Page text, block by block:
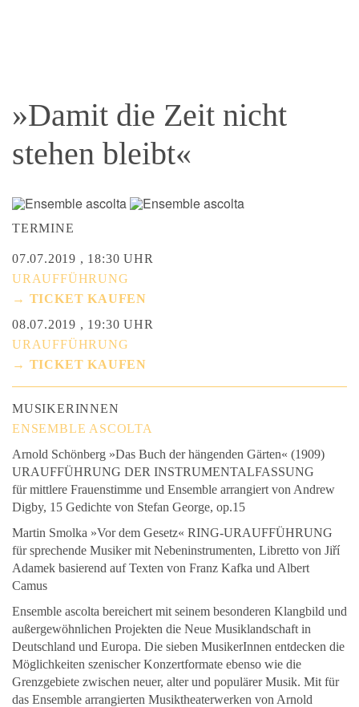
»Damit die Zeit nicht
stehen bleibt«
TERMINE
07.07.2019 , 18:30 UHR
URAUFFÜHRUNG
→ TICKET KAUFEN
08.07.2019 , 19:30 UHR
URAUFFÜHRUNG
→ TICKET KAUFEN
MUSIKERINNEN
ENSEMBLE ASCOLTA
Arnold Schönberg »Das Buch der hängenden Gärten« (1909)
URAUFFÜHRUNG DER INSTRUMENTALFASSUNG
für mittlere Frauenstimme und Ensemble arrangiert von Andrew
Digby, 15 Gedichte von Stefan George, op.15
Martin Smolka »Vor dem Gesetz« RING-URAUFFÜHRUNG
für sprechende Musiker mit Nebeninstrumenten, Libretto von Jiří
Adamek basierend auf Texten von Franz Kafka und Albert
Camus
Ensemble ascolta bereichert mit seinem besonderen Klangbild und
außergewöhnlichen Projekten die Neue Musiklandschaft in
Deutschland und Europa. Die sieben MusikerInnen entdecken die
Möglichkeiten szenischer Konzertformate ebenso wie die
Grenzgebiete zwischen neuer, alter und populärer Musik. Mit für
das Ensemble arrangierten Musiktheaterwerken von Arnold